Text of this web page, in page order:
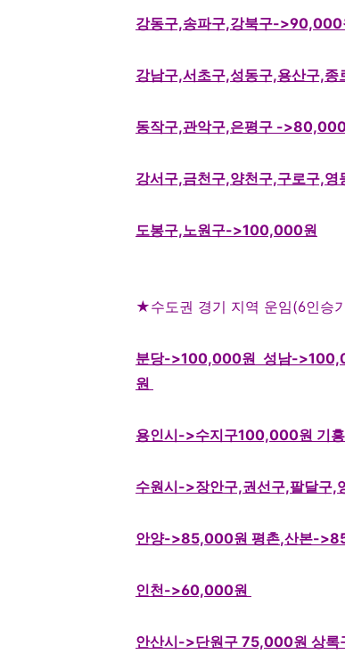
강동구,송파구,강북구->90,000
강남구,서초구,성동구,용산구,종
동작구,관악구,은평구 -
강서구,금천구,양천구,구로구,
도봉구,노원구->100,000원
★수도권 경기 지역 운임(6인승
분당->100,000원 성남-
원
용인시->수지구100,000원 기
수원시->장안구,권선구,팔달구
안양->85,000원 평촌,산본-
인천->60,000원
안산시->단원구 75,000원 상